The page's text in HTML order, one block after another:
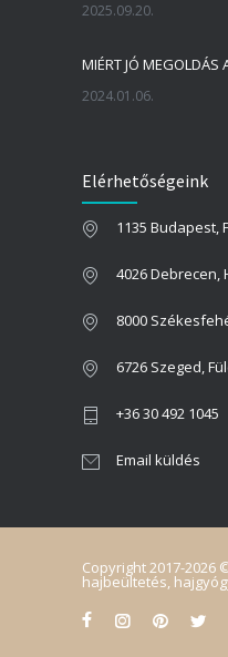
2025.09.20.
MIÉRT JÓ MEGOLDÁS
2024.01.06.
2023.09.22.
MELYIK A LEGJOBB
2022.11.01.
Elérhetőségeink
1135 Budapest,
4026 Debrecen,
8000
6726 Szeged,
+36 30 492 1045
Email küldés
Copyright 2017-2026
hajbeültetés,